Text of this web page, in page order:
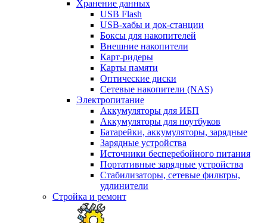
Хранение данных
USB Flash
USB-хабы и док-станции
Боксы для накопителей
Внешние накопители
Карт-ридеры
Карты памяти
Оптические диски
Сетевые накопители (NAS)
Электропитание
Аккумуляторы для ИБП
Аккумуляторы для ноутбуков
Батарейки, аккумуляторы, зарядные
Зарядные устройства
Источники бесперебойного питания
Портативные зарядные устройства
Стабилизаторы, сетевые фильтры,
удлинители
Стройка и ремонт